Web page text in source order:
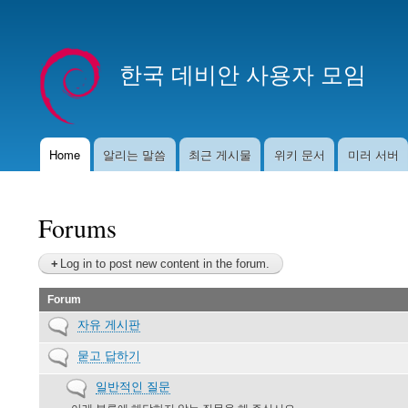
account
menu
한국 데비안 사용자 모임
MainHome 알리는 말씀 최근 게시물 위키 문서 미러 서버
Forums
Log in to post new content in the forum.
Forum
No
new
posts
자유 게시판
No
new
posts
묻고 답하기
No
new
일반적인 질문